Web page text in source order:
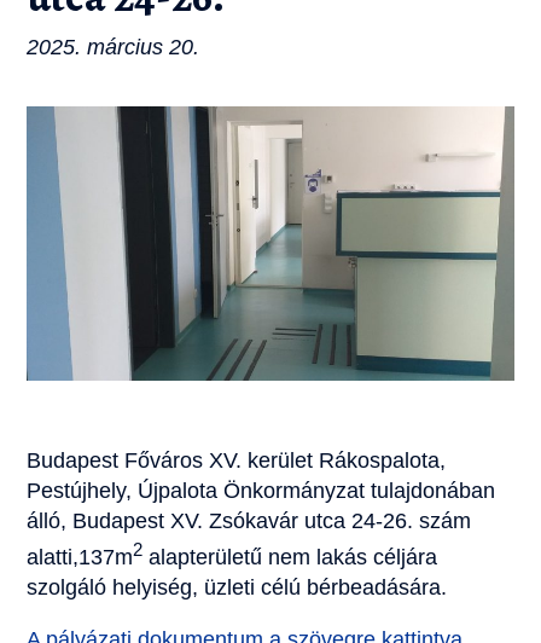
2025. március 20.
Budapest Főváros XV. kerület Rákospalota,
Pestújhely, Újpalota Önkormányzat tulajdonában
álló, Budapest XV. Zsókavár utca 24-26. szám
alatti,137m2 alapterületű nem lakás céljára
szolgáló helyiség, üzleti célú bérbeadására.